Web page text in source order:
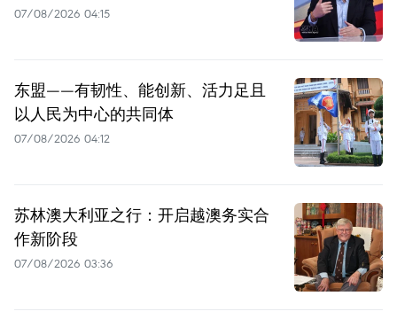
07/08/2026 04:15
东盟——有韧性、能创新、活力足且
以人民为中心的共同体
07/08/2026 04:12
苏林澳大利亚之行：开启越澳务实合
作新阶段
07/08/2026 03:36